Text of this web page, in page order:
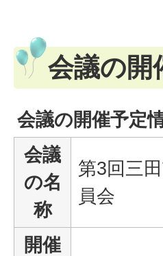
会議の開
会議の開催予定
会議
の名
称
第3回三
員会
開催